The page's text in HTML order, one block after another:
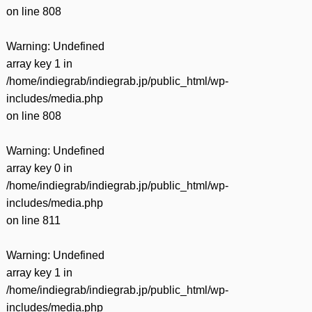
on line 808
Warning: Undefined
array key 1 in
/home/indiegrab/indiegrab.jp/public_html/wp-
includes/media.php
on line 808
Warning: Undefined
array key 0 in
/home/indiegrab/indiegrab.jp/public_html/wp-
includes/media.php
on line 811
Warning: Undefined
array key 1 in
/home/indiegrab/indiegrab.jp/public_html/wp-
includes/media.php